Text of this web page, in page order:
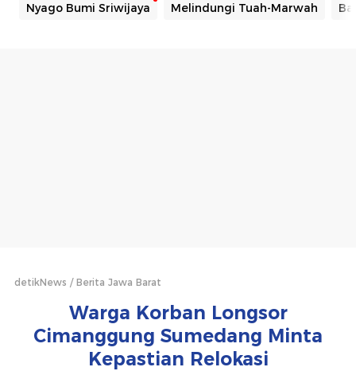
Nyago Bumi Sriwijaya Melindungi Tuah-Marwah
detikNews Berita Jawa Barat
Warga Korban Longsor
Cimanggung Sumedang Minta
Kepastian Relokasi